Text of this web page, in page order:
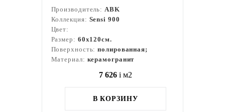
Производитель:ABK
Коллекция: Sensi 900
Цвет:
Размер: 60x120см.
Поверхность:полированная;
Материал: керамогранит
7 626 i м2
В КОРЗИНУ